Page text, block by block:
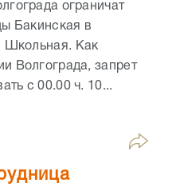
ограничат
Бакинская в
Школьная. Как
Волгограда, запрет
с 00.00 ч. 10...